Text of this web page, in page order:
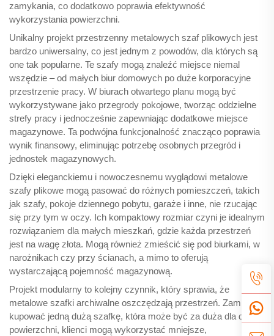
zamykania, co dodatkowo poprawia efektywność
wykorzystania powierzchni.
Unikalny projekt przestrzenny metalowych szaf plikowych jest
bardzo uniwersalny, co jest jednym z powodów, dla których są
one tak popularne. Te szafy mogą znaleźć miejsce niemal
wszędzie – od małych biur domowych po duże korporacyjne
przestrzenie pracy. W biurach otwartego planu mogą być
wykorzystywane jako przegrody pokojowe, tworząc oddzielne
strefy pracy i jednocześnie zapewniając dodatkowe miejsce
magazynowe. Ta podwójna funkcjonalność znacząco poprawia
wynik finansowy, eliminując potrzebę osobnych przegród i
jednostek magazynowych.
Dzięki eleganckiemu i nowoczesnemu wyglądowi metalowe
szafy plikowe mogą pasować do różnych pomieszczeń, takich
jak szafy, pokoje dziennego pobytu, garaże i inne, nie rzucając
się przy tym w oczy. Ich kompaktowy rozmiar czyni je idealnym
rozwiązaniem dla małych mieszkań, gdzie każda przestrzeń
jest na wagę złota. Mogą również zmieścić się pod biurkami, w
narożnikach czy przy ścianach, a mimo to oferują
wystarczającą pojemność magazynową.
Projekt modularny to kolejny czynnik, który sprawia, że
metalowe szafki archiwalne oszczędzają przestrzeń. Zamiast
kupować jedną dużą szafkę, która może być za duża dla danej
powierzchni, klienci mogą wykorzystać mniejsze,